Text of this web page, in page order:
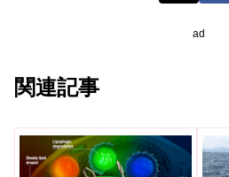
ad
関連記事